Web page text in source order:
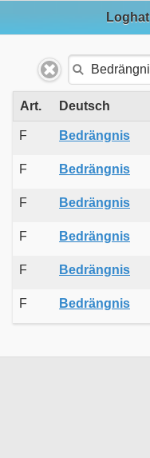
Art. Deutsch
F Bedrängnis
F Bedrängnis
F Bedrängnis
F Bedrängnis
F Bedrängnis
F Bedrängnis